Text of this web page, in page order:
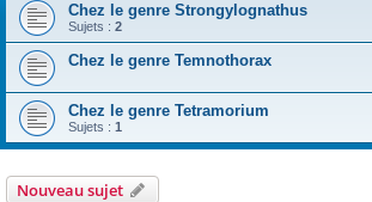
Chez le genre Strongylognathus
Sujets : 2
Chez le genre Temnothorax
Chez le genre Tetramorium
Sujets : 1
Nouveau sujet